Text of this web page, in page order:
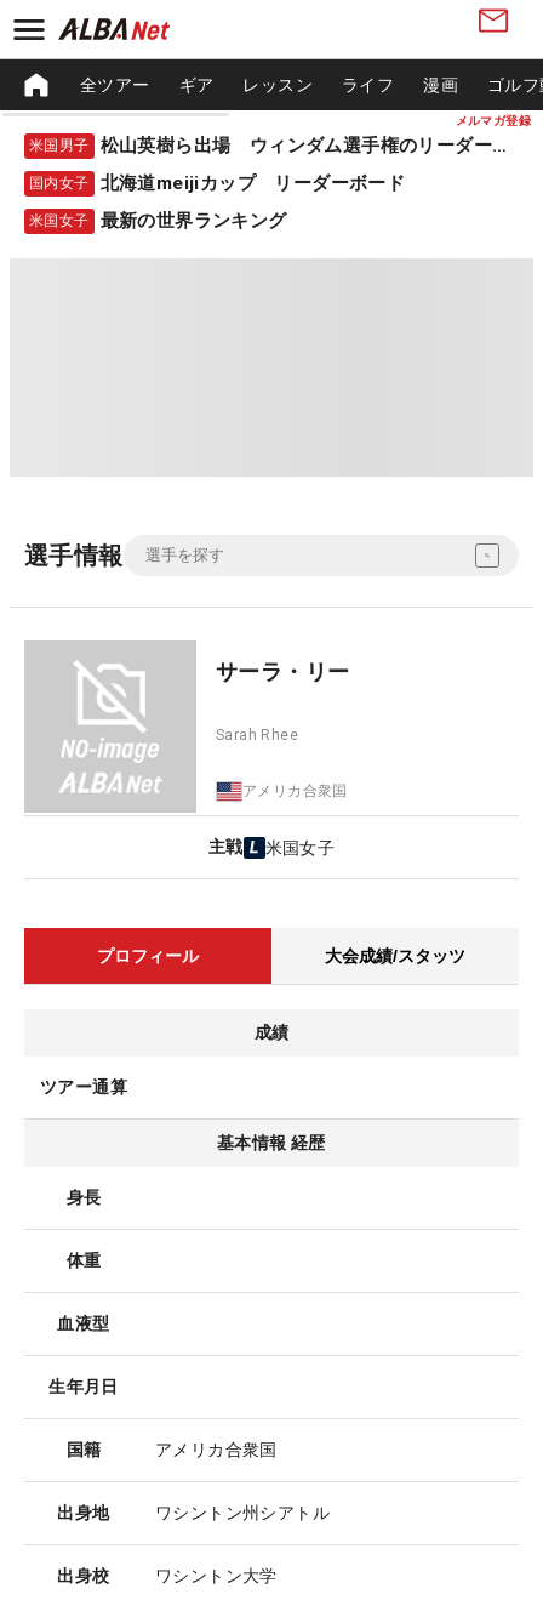
メルマガ登録
全ツアー ギア レッスン ライフ 漫画 ゴル
米国男子 松山英樹ら出場 ウィンダム選手権のリーダーボード
国内女子 北海道meijiカップ リーダーボード
米国女子 最新の世界ランキング
選手情報
サーラ・リー
Sarah Rhee
アメリカ合衆国
主戦 米国女子
プロフィール 大会成績/スタッツ
成績
ツアー通算
基本情報 経歴
身長
体重
血液型
生年月日
国籍 アメリカ合衆国
出身地 ワシントン州シアトル
出身校 ワシントン大学